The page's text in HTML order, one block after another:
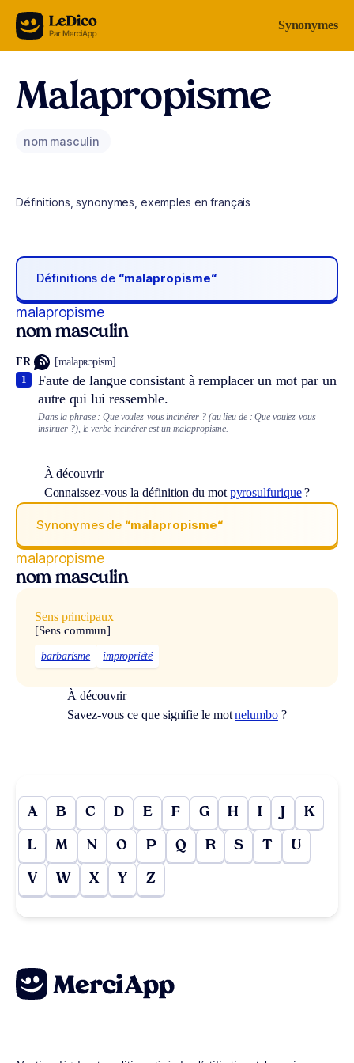
Aller au contenu Synonymes
Malapropisme
nom masculin
Définitions, synonymes, exemples en français
Définitions de “malapropisme“
malapropisme
nom masculin
FR [malapʀɔpism]
Faute de langue consistant à remplacer un mot par un
autre qui lui ressemble.
1
Dans la phrase : Que voulez-vous incinérer ? (au lieu de : Que voulez-vous
insinuer ?), le verbe incinérer est un malapropisme.
À découvrir
Connaissez-vous la définition du mot pyrosulfurique?
Synonymes de “malapropisme“
malapropisme
nom masculin
Sens principaux
[Sens commun]
barbarisme impropriété
À découvrir
Savez-vous ce que signifie le motnelumbo?
A B C D E F G H I J K
L M N O P Q R S T U
V W X Y Z